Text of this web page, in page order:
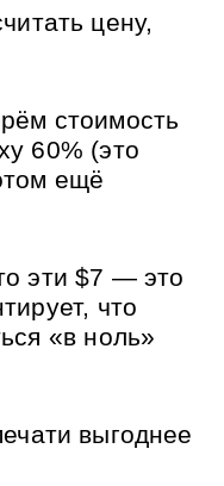
цену,
стоимость
60% (это
ещё
эти $7 — это
что
«в ноль»
выгоднее